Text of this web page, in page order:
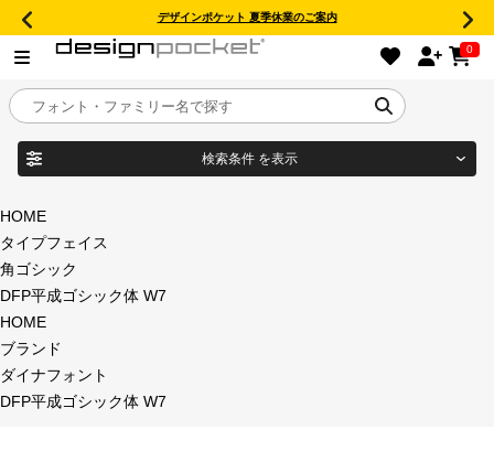
デザインポケット 夏季休業のご案内
0
目的別フォントガイド
特集
年間ライセンス商品
検索条件 を表示
商品名
フォント形式
HOME
タイプフェイス
角ゴシック
DFP平成ゴシック体 W7
HOME
ブランド
ダイナフォント
DFP平成ゴシック体 W7